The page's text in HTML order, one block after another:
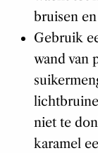
bruisen
Gebruik
wand van
niet te
karamel